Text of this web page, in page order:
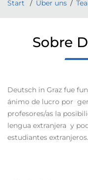
Start Über uns
Sobre
Deutsch in Graz fue
ánimo de lucro por
profesores/as la
lengua extranjera y
estudiantes extranjeros.